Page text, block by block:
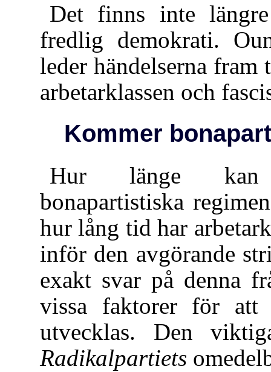
Det finns inte
fredlig demokrati.
leder händelserna
arbetarklassen och
Kommer
Hur länge kan
bonapartistiska
hur lång tid har
inför den avgörande
exakt svar på denna
vissa faktorer för att
utvecklas. Den
Radikalpartiets